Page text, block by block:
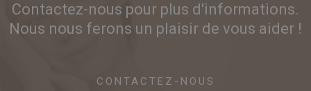
Contactez-nous pour plus d'informations.
Nous nous ferons un plaisir de vous aider !
CONTACTEZ-NOUS